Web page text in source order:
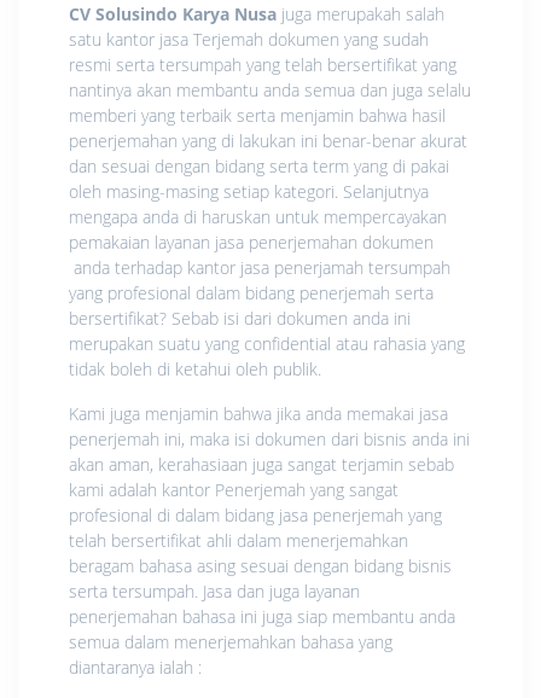
CV Solusindo Karya Nusa juga merupakah salah
satu kantor jasa Terjemah dokumen yang sudah
resmi serta tersumpah yang telah bersertifikat yang
nantinya akan membantu anda semua dan juga selalu
memberi yang terbaik serta menjamin bahwa hasil
penerjemahan yang di lakukan ini benar-benar akurat
dan sesuai dengan bidang serta term yang di pakai
oleh masing-masing setiap kategori. Selanjutnya
mengapa anda di haruskan untuk mempercayakan
pemakaian layanan jasa penerjemahan dokumen
anda terhadap kantor jasa penerjamah tersumpah
yang profesional dalam bidang penerjemah serta
bersertifikat? Sebab isi dari dokumen anda ini
merupakan suatu yang confidential atau rahasia yang
tidak boleh di ketahui oleh publik.
Kami juga menjamin bahwa jika anda memakai jasa
penerjemah ini, maka isi dokumen dari bisnis anda ini
akan aman, kerahasiaan juga sangat terjamin sebab
kami adalah kantor Penerjemah yang sangat
profesional di dalam bidang jasa penerjemah yang
telah bersertifikat ahli dalam menerjemahkan
beragam bahasa asing sesuai dengan bidang bisnis
serta tersumpah. Jasa dan juga layanan
penerjemahan bahasa ini juga siap membantu anda
semua dalam menerjemahkan bahasa yang
diantaranya ialah :